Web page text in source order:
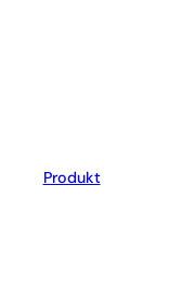
Produkt